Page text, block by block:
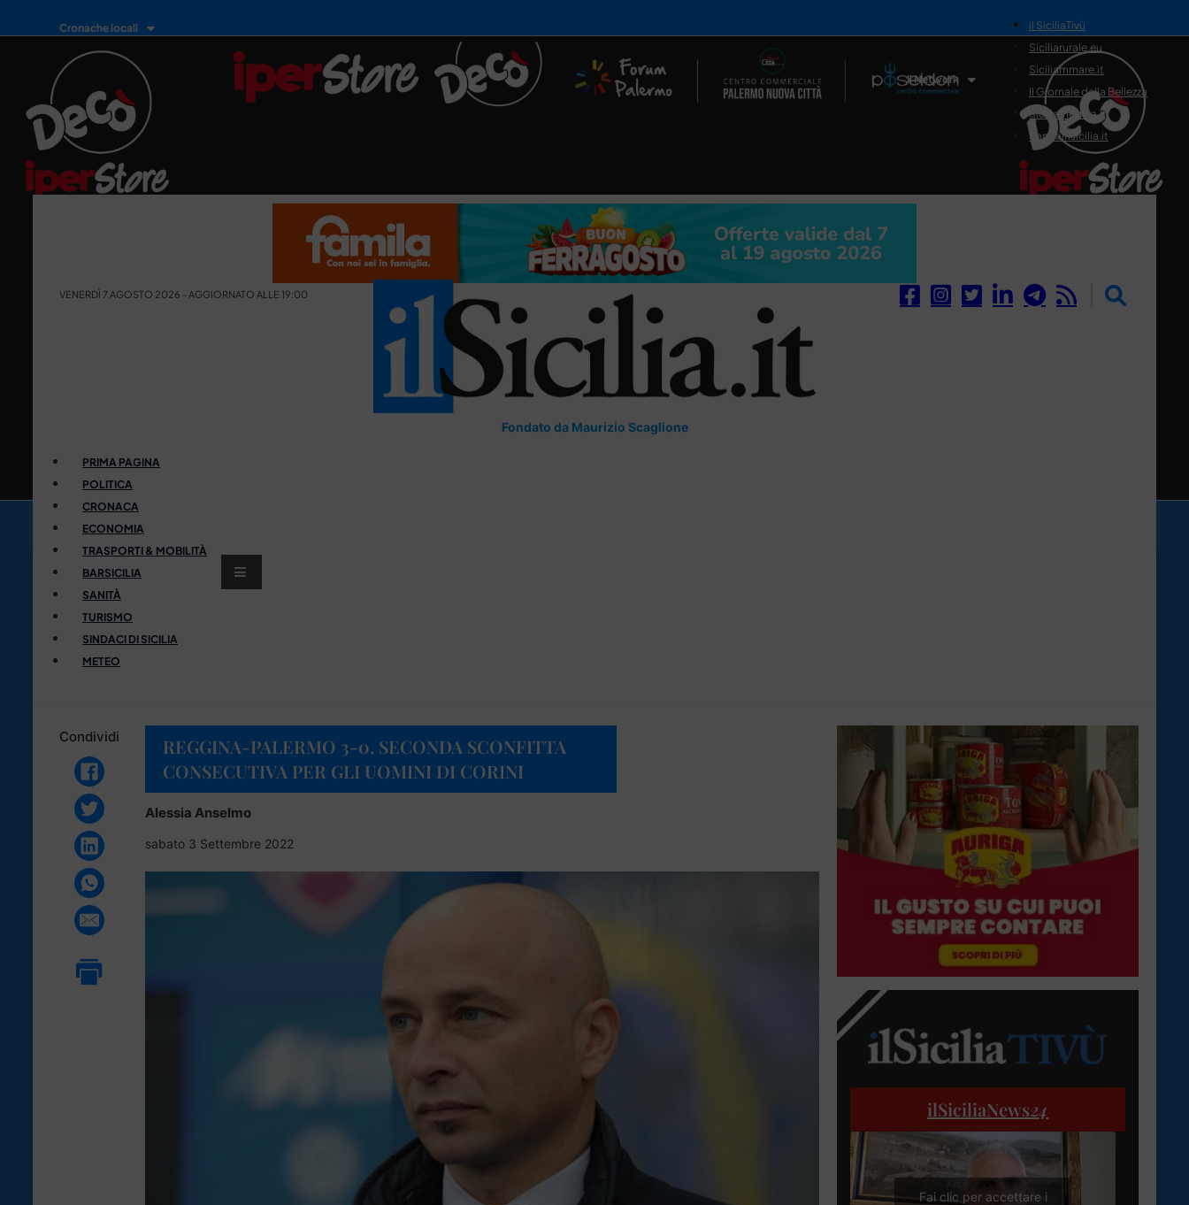
Cronache locali
Il Network
il SiciliaTivù
Siciliarurale.eu
Siciliammare.it
Il Giornale della Bellezza
Siciliamedica.it
Sanitainsicilia.it
VENERDÌ 7 AGOSTO 2026 - AGGIORNATO ALLE 19:00
Fondato da Maurizio Scaglione
PRIMA PAGINA
POLITICA
CRONACA
ECONOMIA
TRASPORTI & MOBILITÀ
BARSICILIA
SANITÀ
TURISMO
SINDACI DI SICILIA
METEO
Condividi
REGGINA-PALERMO 3-0. SECONDA SCONFITTA
CONSECUTIVA PER GLI UOMINI DI CORINI
Alessia Anselmo
sabato 3 Settembre 2022
ilSiciliaNews24
Fai clic per accettare i